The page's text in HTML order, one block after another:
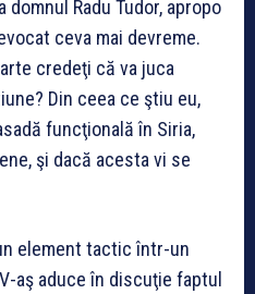
domnul Radu Tudor, apropo
ceva mai devreme.
credeţi că va juca
Din ceea ce ştiu eu,
funcţională în Siria,
şi dacă acesta vi se
element tactic într-un
aş aduce în discuţie faptul